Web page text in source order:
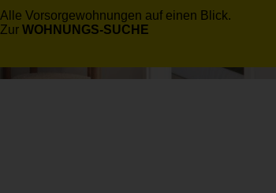
Alle Vorsorgewohnungen auf einen Blick.
Zur WOHNUNGS-SUCHE